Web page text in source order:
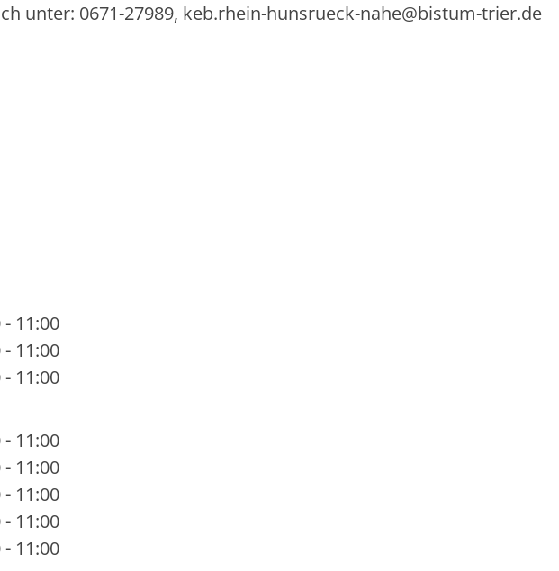
unter: 0671-27989, keb.rhein-hunsrueck-nahe@bistum-trier.de
- 11:00
- 11:00
- 11:00
- 11:00
- 11:00
- 11:00
- 11:00
- 11:00